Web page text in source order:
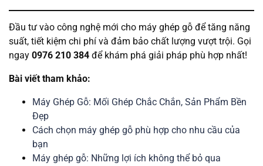
Đầu tư vào công nghệ mới cho máy ghép gỗ để tăng năng
suất, tiết kiệm chi phí và đảm bảo chất lượng vượt trội. Gọi
ngay 0976 210 384 để khám phá giải pháp phù hợp nhất!
Bài viết tham khảo:
Máy Ghép Gỗ: Mối Ghép Chắc Chắn, Sản Phẩm Bền
Đẹp
Cách chọn máy ghép gỗ phù hợp cho nhu cầu của
bạn
Máy ghép gỗ: Những lợi ích không thể bỏ qua